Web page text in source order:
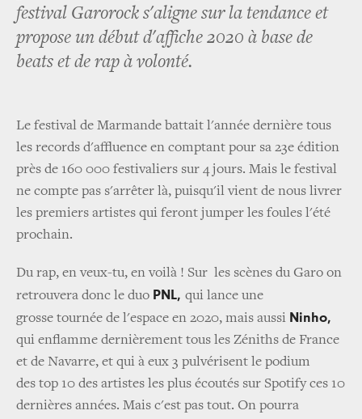
festival Garorock s'aligne sur la tendance et
propose un début d'affiche 2020 à base de
beats et de rap à volonté.
Le festival de Marmande battait l'année dernière tous
les records d'affluence en comptant pour sa 23e édition
près de 160 000 festivaliers sur 4 jours. Mais le festival
ne compte pas s'arrêter là, puisqu'il vient de nous livrer
les premiers artistes qui feront jumper les foules l'été
prochain.
Du rap, en veux-tu, en voilà ! Sur les scènes du Garo on
retrouvera donc le duo PNL, qui lance une
grosse tournée de l'espace en 2020, mais aussi Ninho,
qui enflamme dernièrement tous les Zéniths de France
et de Navarre, et qui à eux 3 pulvérisent le podium
des top 10 des artistes les plus écoutés sur Spotify ces 10
dernières années. Mais c'est pas tout. On pourra